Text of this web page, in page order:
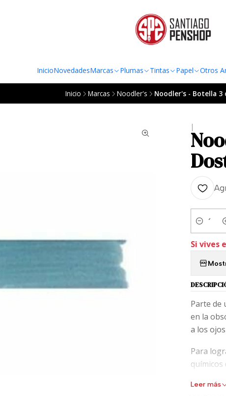
InicioNovedadesMarcas Plumas Tintas Papel Otros
Inicio Marcas Noodler's Noodler's - Botella 3
|
Cantidad
Si vives
Parte de
en la
a los
Para
químicos
cargada
Leer más